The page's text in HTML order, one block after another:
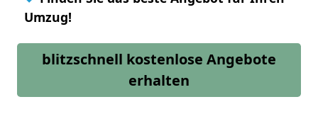
Umzug!
blitzschnell kostenlose Angebote
erhalten